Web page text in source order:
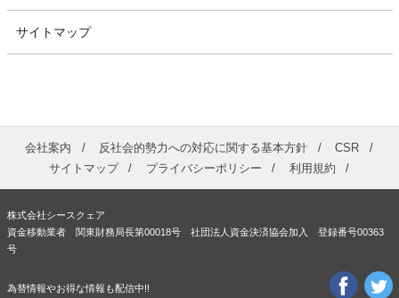
サイトマップ
会社案内 反社会的勢力への対応に関する基本方針
CSR
サイトマップ
プライバシーポリシー 利用規約
株式会社シースクェア
資金移動業者 関東財務局長第00018号 社団法人資金決済協会加入 登録番号00363
号
為替情報やお得な情報も配信中!!